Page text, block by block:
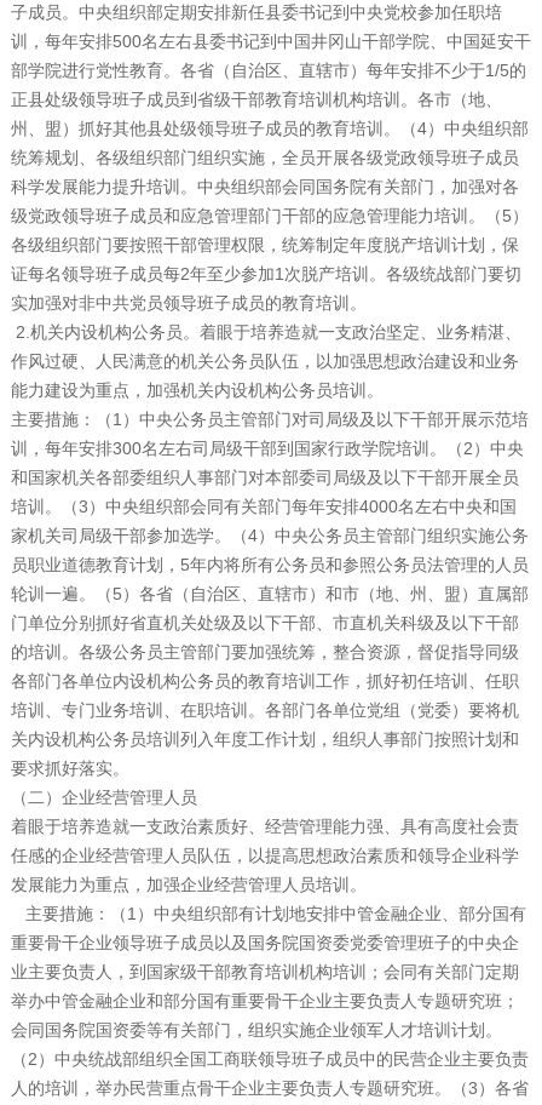
子成员。中央组织部定期安排新任县委书记到中央党校参加任职培
训，每年安排500名左右县委书记到中国井冈山干部学院、中国延安干
部学院进行党性教育。各省（自治区、直辖市）每年安排不少于1/5的
正县处级领导班子成员到省级干部教育培训机构培训。各市（地、
州、盟）抓好其他县处级领导班子成员的教育培训。（4）中央组织部
统筹规划、各级组织部门组织实施，全员开展各级党政领导班子成员
科学发展能力提升培训。中央组织部会同国务院有关部门，加强对各
级党政领导班子成员和应急管理部门干部的应急管理能力培训。（5）
各级组织部门要按照干部管理权限，统筹制定年度脱产培训计划，保
证每名领导班子成员每2年至少参加1次脱产培训。各级统战部门要切
实加强对非中共党员领导班子成员的教育培训。
2.机关内设机构公务员。着眼于培养造就一支政治坚定、业务精湛、
作风过硬、人民满意的机关公务员队伍，以加强思想政治建设和业务
能力建设为重点，加强机关内设机构公务员培训。
主要措施：（1）中央公务员主管部门对司局级及以下干部开展示范培
训，每年安排300名左右司局级干部到国家行政学院培训。（2）中央
和国家机关各部委组织人事部门对本部委司局级及以下干部开展全员
培训。（3）中央组织部会同有关部门每年安排4000名左右中央和国
家机关司局级干部参加选学。（4）中央公务员主管部门组织实施公务
员职业道德教育计划，5年内将所有公务员和参照公务员法管理的人员
轮训一遍。（5）各省（自治区、直辖市）和市（地、州、盟）直属部
门单位分别抓好省直机关处级及以下干部、市直机关科级及以下干部
的培训。各级公务员主管部门要加强统筹，整合资源，督促指导同级
各部门各单位内设机构公务员的教育培训工作，抓好初任培训、任职
培训、专门业务培训、在职培训。各部门各单位党组（党委）要将机
关内设机构公务员培训列入年度工作计划，组织人事部门按照计划和
要求抓好落实。
（二）企业经营管理人员
着眼于培养造就一支政治素质好、经营管理能力强、具有高度社会责
任感的企业经营管理人员队伍，以提高思想政治素质和领导企业科学
发展能力为重点，加强企业经营管理人员培训。
主要措施：（1）中央组织部有计划地安排中管金融企业、部分国有
重要骨干企业领导班子成员以及国务院国资委党委管理班子的中央企
业主要负责人，到国家级干部教育培训机构培训；会同有关部门定期
举办中管金融企业和部分国有重要骨干企业主要负责人专题研究班；
会同国务院国资委等有关部门，组织实施企业领军人才培训计划。
（2）中央统战部组织全国工商联领导班子成员中的民营企业主要负责
人的培训，举办民营重点骨干企业主要负责人专题研究班。（3）各省